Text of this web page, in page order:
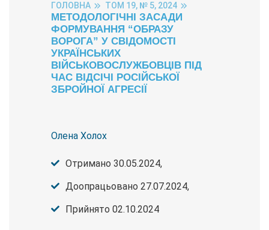
ГОЛОВНА ТОМ 19, № 5, 2024
МЕТОДОЛОГІЧНІ ЗАСАДИ
ФОРМУВАННЯ “ОБРАЗУ
ВОРОГА” У СВІДОМОСТІ
УКРАЇНСЬКИХ
ВІЙСЬКОВОСЛУЖБОВЦІВ ПІД
ЧАС ВІДСІЧІ РОСІЙСЬКОЇ
ЗБРОЙНОЇ АГРЕСІЇ
Олена Холох
Отримано 30.05.2024,
Доопрацьовано 27.07.2024,
Прийнято 02.10.2024